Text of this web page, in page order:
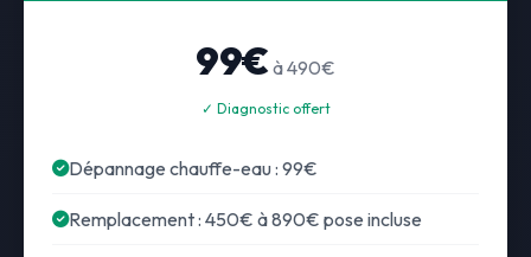
99€ à 490€
✓ Diagnostic offert
Dépannage chauffe-eau : 99€
Remplacement : 450€ à 890€ pose incluse